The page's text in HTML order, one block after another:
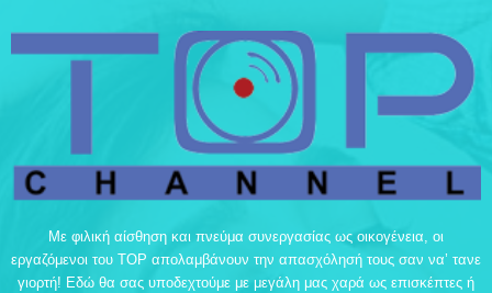
Με φιλική αίσθηση και πνεύμα συνεργασίας ως οικογένεια, οι
εργαζόμενοι του TOP απολαμβάνουν την απασχόλησή τους σαν να’ τανε
γιορτή! Εδώ θα σας υποδεχτούμε με μεγάλη μας χαρά ως επισκέπτες ή